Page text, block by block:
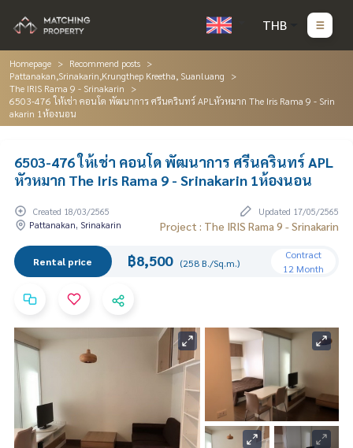
THB
Homepage
Recommend posts
Pattanakan,Srinakarin,Krungthep Kreetha, Suanluang
The IRIS Rama 9 - Srinakarin
6503-476 ให้เช่า คอนโด พัฒนาการ ศรีนครินทร์ APLหัวหมาก The Iris Rama 9 - Srin
akarin 1ห้องนอน
6503-476 ให้เช่า คอนโด พัฒนาการ ศรีนครินทร์ APL
หัวหมาก The Iris Rama 9 - Srinakarin 1ห้องนอน
Created 18/03/2565
Updated 17/05/2565
Pattanakan, Srinakarin
Project : The IRIS Rama 9 - Srinakarin
Rental price ฿8,500 (258 B./Sq.m.)
Contract
12 Month